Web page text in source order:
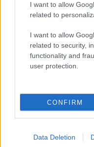
I want to allow
related to
I want to allow
related to security,
functionality and
user protection.
CONFIRM
Data Deletion
világa
A Rick's Café
magyar és az
legnagyobb